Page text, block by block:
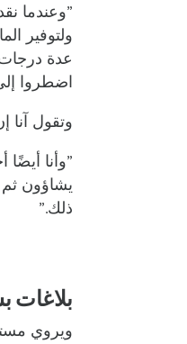
”وعندما
ولتوفير
عدة
اضطروا
وتقول
”وأنا
يشاؤون
ذلك.”
بلاغات
ويروي